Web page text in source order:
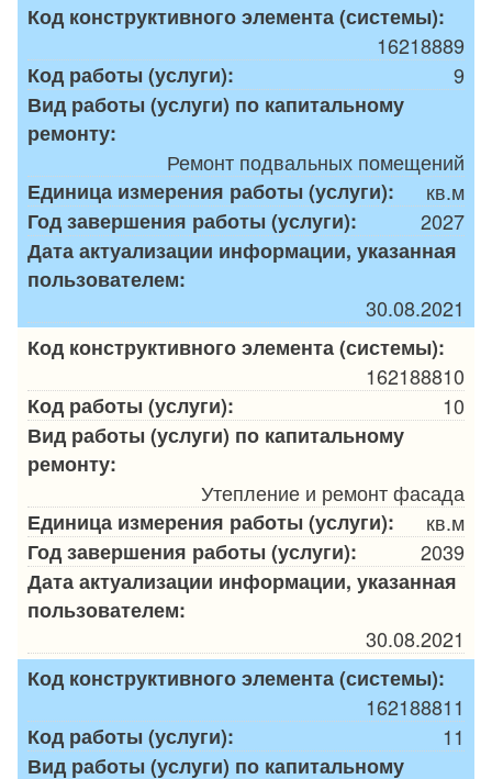
Код конструктивного элемента (системы):
16218889
Код работы (услуги):
9
Вид работы (услуги) по капитальному
ремонту:
Ремонт подвальных помещений
Единица измерения работы (услуги):
кв.м
Год завершения работы (услуги):
2027
Дата актуализации информации, указанная
пользователем:
30.08.2021
Код конструктивного элемента (системы):
162188810
Код работы (услуги):
10
Вид работы (услуги) по капитальному
ремонту:
Утепление и ремонт фасада
Единица измерения работы (услуги):
кв.м
Год завершения работы (услуги):
2039
Дата актуализации информации, указанная
пользователем:
30.08.2021
Код конструктивного элемента (системы):
162188811
Код работы (услуги):
11
Вид работы (услуги) по капитальному